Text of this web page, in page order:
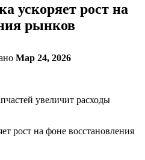
ускоряет рост на
рынков
Мар 24, 2026
увеличит расходы